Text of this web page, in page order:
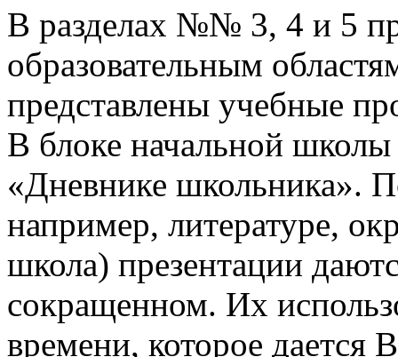
В разделах №№ 3, 4 и 5
образовательным
представлены учебные
В блоке начальной
«Дневнике школьника».
например, литературе,
школа) презентации
сокращенном. Их
времени, которое дается